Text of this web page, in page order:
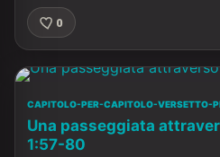
0
CAPITOLO-PER-CAPITOLO-VERSETTO-
Una passeggiata
1:57-80